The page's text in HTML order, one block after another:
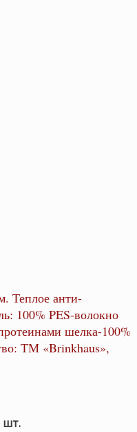
Теплое анти-
100% PES-волокно
шелка-100%
ТМ «Brinkhaus»,
шт.